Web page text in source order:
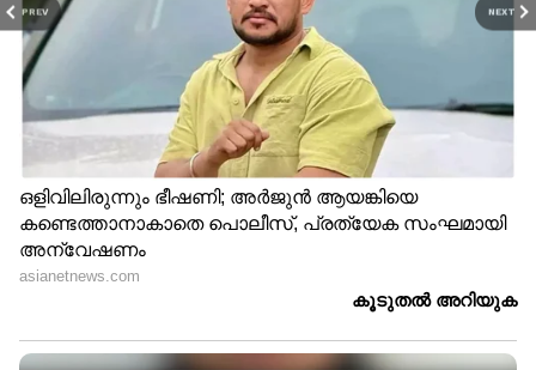
PREV NEXT